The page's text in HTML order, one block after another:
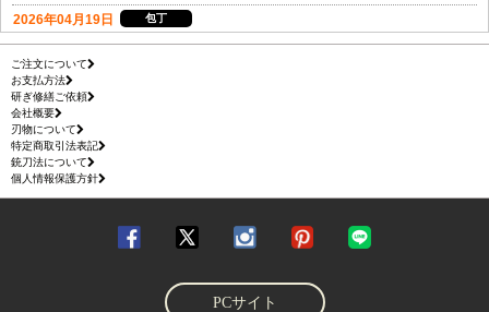
ご注文について
お支払方法
研ぎ修繕ご依頼
会社概要
刃物について
特定商取引法表記
銃刀法について
個人情報保護方針
PCサイト